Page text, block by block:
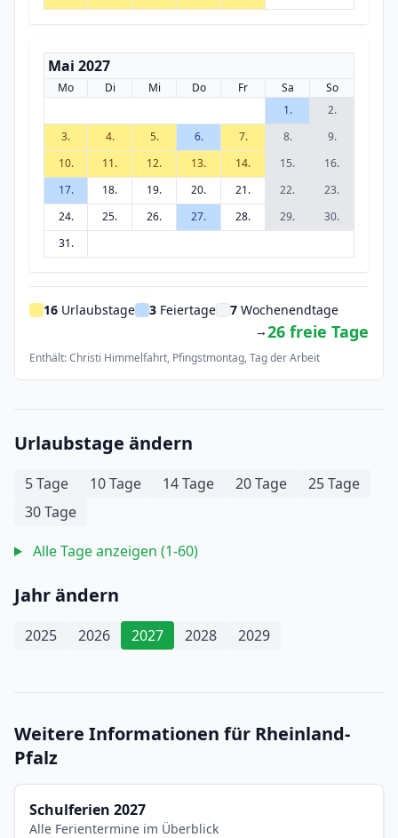
Mai 2027
Mo Di Mi Do Fr Sa
So
1.
2.
3.
4. 5. 6. 7. 8.
9.
10.
11. 12. 13. 14. 15.
16.
17.
18. 19. 20. 21. 22.
23.
24.
25. 26. 27. 28. 29.
30.
31.
16 Urlaubstage 3 Feiertage 7 Wochenendtage
→26 freie Tage
Enthält: Christi Himmelfahrt, Pfingstmontag, Tag der Arbeit
Urlaubstage ändern
5 Tage 10 Tage 14 Tage 20 Tage
25 Tage
30 Tage
Alle Tage anzeigen (1-60)
Jahr ändern
2025 2026 2027 2028 2029
Weitere Informationen für Rheinland-
Pfalz
Schulferien 2027
Alle Ferientermine im Überblick